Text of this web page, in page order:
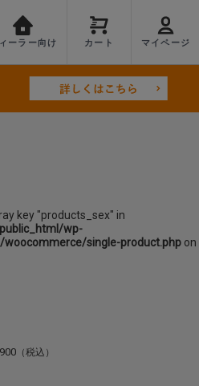
ーラー向け カート マイページ
key "products_sex" in
wp-
single-product.php on
（税込）